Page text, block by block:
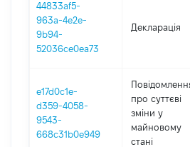
44833af5-
963a-4e2e-
9b94-
52036ce0ea73
Декларація
e17d0c1e-
d359-4058-
9543-
668c31b0e949
про суттєві
зміни y
майновому
стані